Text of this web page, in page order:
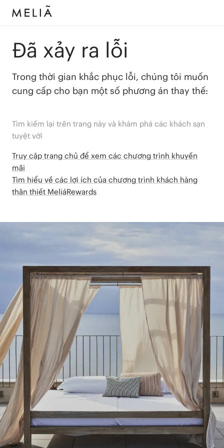
Đã xảy ra lỗi
Trong thời gian khắc phục lỗi, chúng tôi muốn
cung cấp cho bạn một số phương án thay thế:
Tìm kiếm lại trên trang này và khám phá các khách sạn
tuyệt vời
Truy cập trang chủ để xem các chương trình khuyến
mãi
Tìm hiểu về các lợi ích của chương trình khách hàng
thân thiết MeliáRewards